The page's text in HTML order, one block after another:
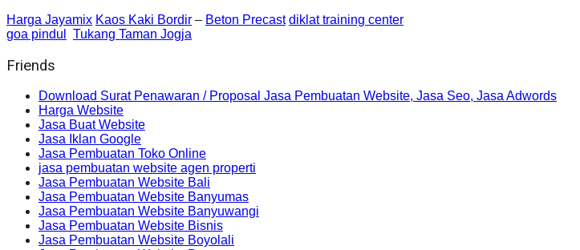
Harga Jayamix Kaos Kaki Bordir – Beton Precast diklat training center
goa pindul
Tukang Taman Jogja
Friends
Download Surat Penawaran / Proposal Jasa Pembuatan Website, Jasa Seo, Jasa Adwords
Harga Website
Jasa Buat Website
Jasa Iklan Google
Jasa Pembuatan Toko Online
jasa pembuatan website agen properti
Jasa Pembuatan Website Bali
Jasa Pembuatan Website Banyumas
Jasa Pembuatan Website Banyuwangi
Jasa Pembuatan Website Bisnis
Jasa Pembuatan Website Boyolali